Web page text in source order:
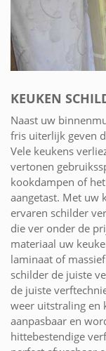
KEUKEN
Naast uw
fris uiterlijk geven
Vele keukens
vertonen
kookdampen of
aangetast. Met uw
ervaren schilder
die ver onder de
materiaal uw
laminaat of
schilder de juiste
de juiste
weer uitstraling en
aanpasbaar en
hittebestendige